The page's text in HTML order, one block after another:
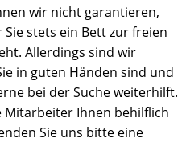
wir nicht garantieren,
Sie stets ein Bett zur freien
Allerdings sind wir
in guten Händen sind und
bei der Suche weiterhilft.
Mitarbeiter Ihnen behilflich
Sie uns bitte eine